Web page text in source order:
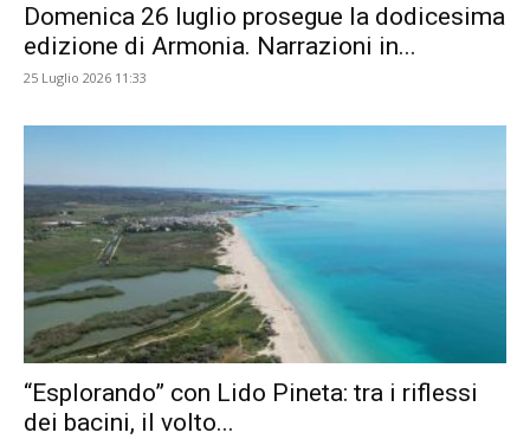
Domenica 26 luglio prosegue la dodicesima
edizione di Armonia. Narrazioni in...
25 Luglio 2026 11:33
“Esplorando” con Lido Pineta: tra i riflessi
dei bacini, il volto...